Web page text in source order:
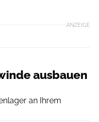
ANZEIGE
ausbauen
an Ihrem